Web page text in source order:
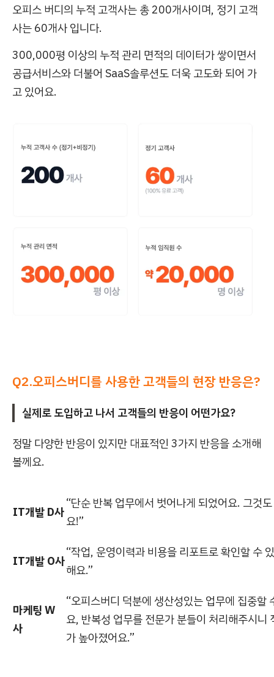
오피스 버디의 누적 고객사는 총 200개사이며, 정기 고객
사는 60개사 입니다.
300,000평 이상의 누적 관리 면적의 데이터가 쌓이면서
공급서비스와 더불어 SaaS솔루션도 더욱 고도화 되어 가
고 있어요.
Q2.오피스버디를 사용한 고객들의 현장 반응은?
실제로 도입하고 나서 고객들의 반응이 어떤가요?
정말 다양한 반응이 있지만 대표적인 3가지 반응을 소개해
볼께요.
IT개발 D사
“단순 반복 업무에서 벗어나게 되었어요. 그것
요!”
IT개발 O사
“작업, 운영이력과 비용을 리포트로 확인할 수
해요.”
마케팅 W
사
“오피스버디 덕분에 생산성있는 업무에 집중할
요, 반복성 업무를 전문가 분들이 처리해주시니
가 높아졌어요.”